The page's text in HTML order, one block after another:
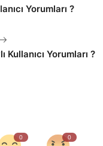
Yorumları ?
Yorumları ?
0 0